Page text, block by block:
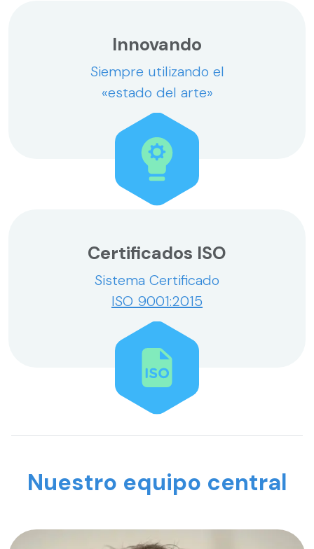
Innovando
Siempre utilizando el
«estado del arte»
Certificados ISO
Sistema Certificado
ISO 9001:2015
Nuestro equipo central